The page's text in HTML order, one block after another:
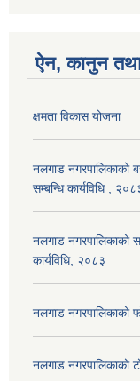
ऐन, कानुन तथा
क्षमता विकास योजना
नलगाड नगरपालिकाको
सम्बन्धि कार्यविधि ,
नलगाड नगरपालिकाको
कार्यविधि, २०८३
नलगाड नगरपालिकाको
नलगाड नगरपालिकाको